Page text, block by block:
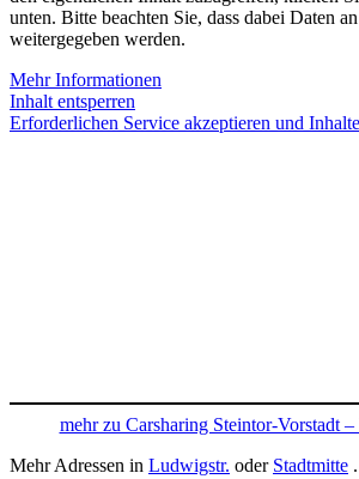
unten. Bitte beachten Sie, dass dabei Daten
weitergegeben werden.
Mehr Informationen
Inhalt entsperren
Erforderlichen Service akzeptieren und
mehr zu Carsharing Steintor-Vorstadt
Mehr Adressen in Ludwigstr. oder Stadtmitte .